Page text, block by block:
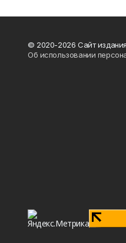
© 2020-2026 Сайт издания
Об использовании